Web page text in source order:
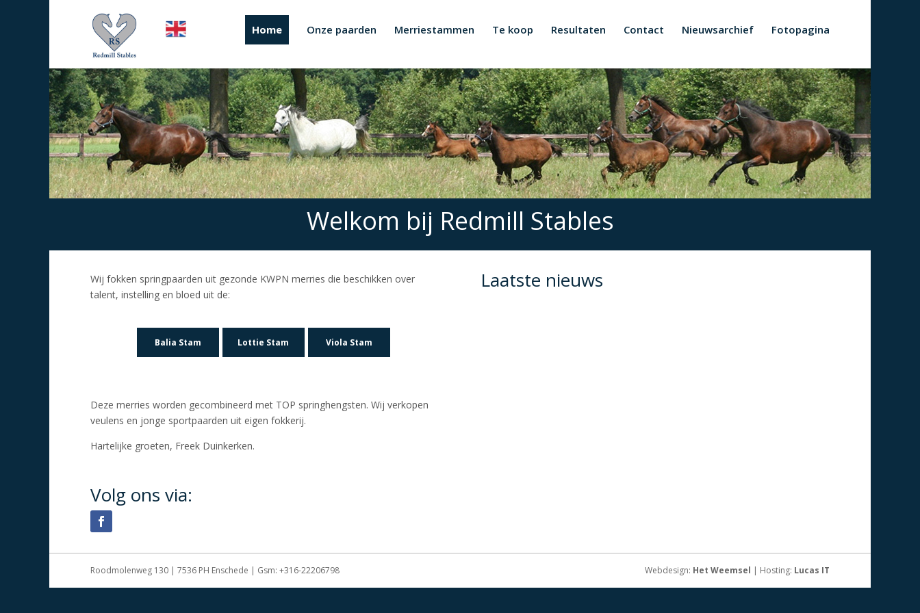
Home Onze paarden Merriestammen Te koop Resultaten Contact Nieuwsarchief Fotopagina
Welkom bij Redmill Stables
Wij fokken springpaarden uit gezonde KWPN merries die beschikken over
talent, instelling en bloed uit de:
Balia Stam Lottie Stam Viola Stam
Deze merries worden gecombineerd met TOP springhengsten. Wij verkopen
veulens en jonge sportpaarden uit eigen fokkerij.
Hartelijke groeten, Freek Duinkerken.
Volg ons via:
Laatste nieuws
Roodmolenweg 130 | 7536 PH Enschede | Gsm: +316-22206798 Webdesign: Het Weemsel | Hosting: Lucas IT